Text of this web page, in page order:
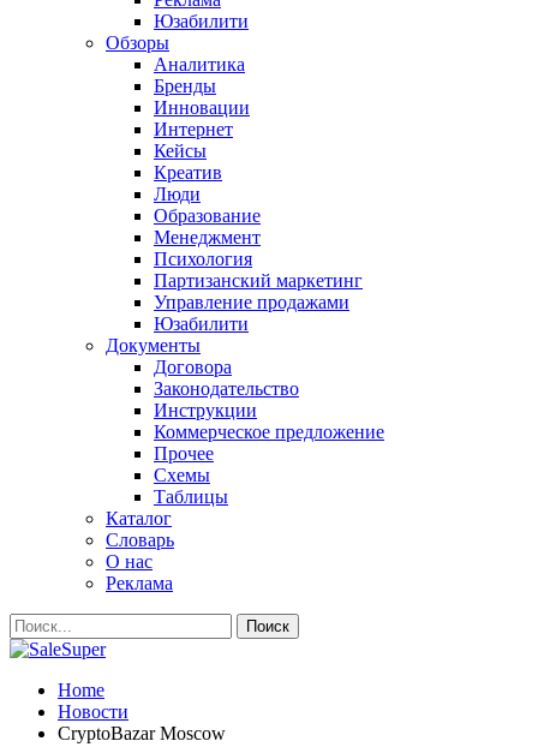
Юзабилити
Обзоры
Аналитика
Бренды
Инновации
Интернет
Кейсы
Креатив
Люди
Образование
Менеджмент
Психология
Партизанский маркетинг
Управление продажами
Юзабилити
Документы
Договора
Законодательство
Инструкции
Коммерческое предложение
Прочее
Схемы
Таблицы
Каталог
Словарь
О нас
Реклама
Home
Новости
CryptoBazar Moscow